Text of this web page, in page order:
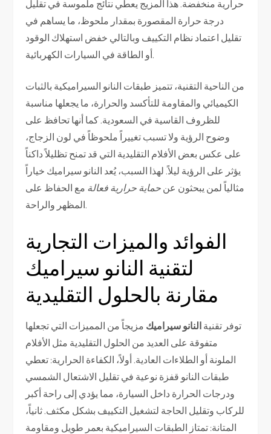
حرارية منخفضة. هذا المزيج يعطي نتائج ملموسة في تقليل
درجة حرارة المقصورة بمقدار ملحوظ، ما يساهم في
تقليل اعتماد نظام التكييف وبالتالي خفض استهلاك الوقود
أو الطاقة في السيارات الكهربائية.
من الناحية التقنية، تتميز طبقات النانو السيراميكية بالثبات
الكيميائي والمقاومة للتأكسد والحرارة، ما يجعلها مناسبة
للظروف القاسية في السعودية. كما أنها تحافظ على
وضوح الرؤية ولا تسبب تغييراً ملحوظاً في لون الزجاج،
على عكس بعض الأفلام التقليدية التي قد تمنح تظليلاً داكناً
يؤثر على الرؤية ليلاً. لهذا السبب، يُعد النانو سيراميك خياراً
مثالياً لمن يبحثون عن حماية حرارية فعالة مع الحفاظ على
المظهر والراحة.
الفوائد والميزات التجارية
لتقنية النانو سيراميك
مقارنة بالحلول التقليدية
توفر تقنية النانو سيراميك مزيجاً من المميزات التي تجعلها
متفوقة على العديد من الحلول التقليدية مثل الأفلام
الملونة أو الطلاءات العادية. أولاً، الكفاءة الحرارية: تعطي
طبقات النانو قفزة نوعية في تقليل الاشتعال الشمسي
ودرجات الحرارة داخل السيارة، مما يؤدي إلى راحة أكبر
للركاب وتقليل الحاجة لتشغيل التكييف بشكل مكثف. ثانياً،
المتانة: تمتاز الطبقات السيراميكية بعمر طويل ومقاومة